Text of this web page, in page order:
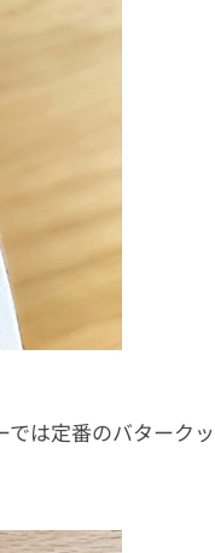
は定番のバタークッ